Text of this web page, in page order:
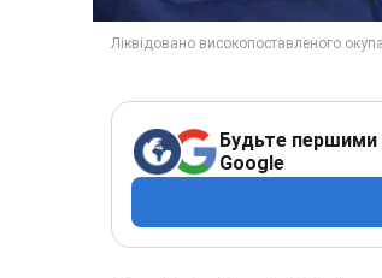
Будьте першими
Google